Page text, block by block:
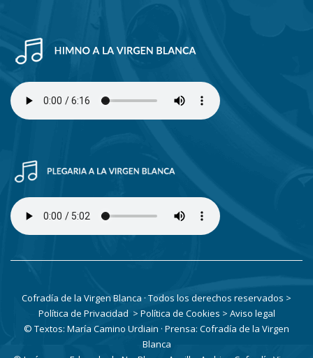
Cofradía de la Virgen Blanca · Todos los derechos reservados >
Política de Privacidad > Política de Cookies > Aviso legal
© Textos: María Camino Urdiain · Prensa: Cofradía de la Virgen
Blanca